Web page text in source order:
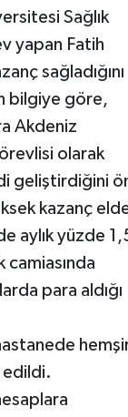
Sağlık
yapan Fatih
sağladığını
bilgiye göre,
Akdeniz
olarak
geliştirdiğini
kazanç
aylık yüzde
camiasında
para aldığı
edildi.